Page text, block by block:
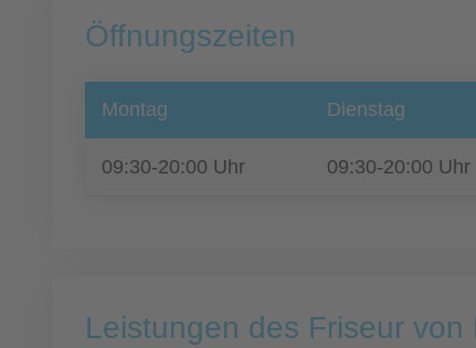
Öffnungszeiten
Montag Dienstag
09:30-20:00 Uhr 09:30-20:00 Uhr
Leistungen des Friseur